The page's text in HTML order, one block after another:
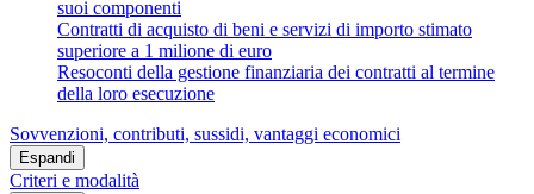
suoi componenti
Contratti di acquisto di beni e servizi di importo stimato
superiore a 1 milione di euro
Resoconti della gestione finanziaria dei contratti al termine
della loro esecuzione
Sovvenzioni, contributi, sussidi, vantaggi economici
Espandi
Criteri e modalità